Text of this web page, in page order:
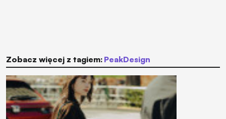
Zobacz więcej z tagiem: PeakDesign